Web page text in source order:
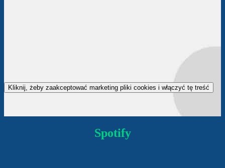
Kliknij, żeby zaakceptować marketing pliki cookies i włączyć tę treść
Spotify